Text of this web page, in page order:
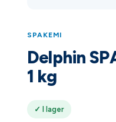
SPAKEMI
Delphin
1 kg
✓ I lager